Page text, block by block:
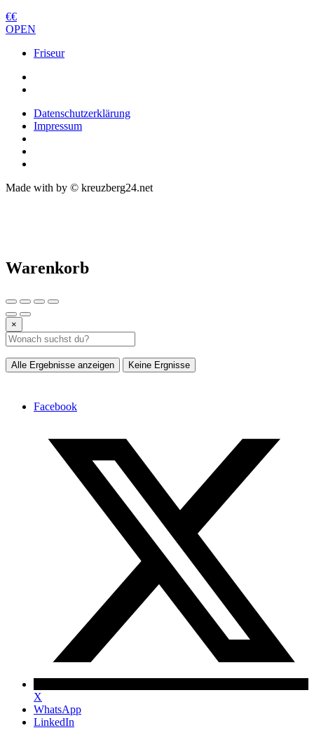
€€
OPEN
Friseur
Datenschutzerklärung
Impressum
Made with by © kreuzberg24.net
Warenkorb
×
Alle Ergebnisse anzeigen Keine Ergnisse
Facebook
X
WhatsApp
LinkedIn